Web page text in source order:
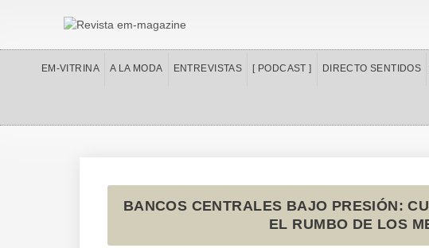
EM-VITRINA A LA MODA ENTREVISTAS [ PODCAST ] DIRECTO SENTIDOS
BANCOS CENTRALES BAJO PRESIÓN:
EL RUMBO DE LOS